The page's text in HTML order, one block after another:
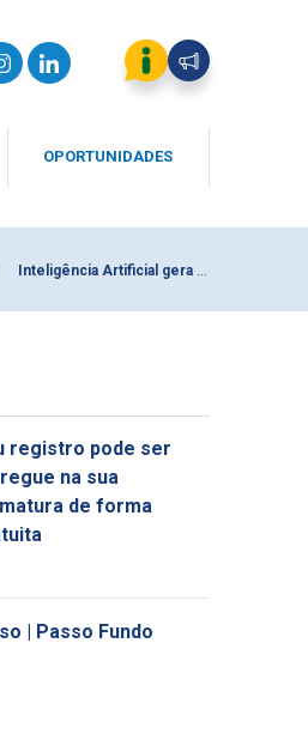
OPORTUNIDADES
Inteligência Artificial gera moléculas para combater superbactérias em segundos
registro pode ser
na sua
de forma
| Passo Fundo